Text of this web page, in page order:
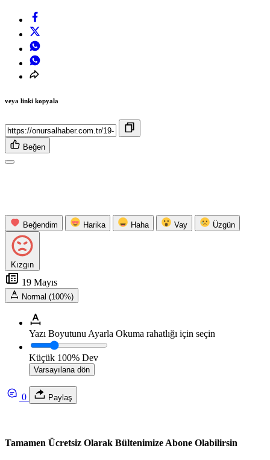
veya linki kopyala
Beğen
Beğendim Harika Haha Vay Üzgün
Kızgın
19 Mayıs
Normal (100%)
Yazı Boyutunu Ayarla Okuma rahatlığı için seçin
Küçük 100% Dev
Varsayılana dön
0 Paylaş
Tamamen Ücretsiz Olarak Bültenimize Abone Olabilirsin